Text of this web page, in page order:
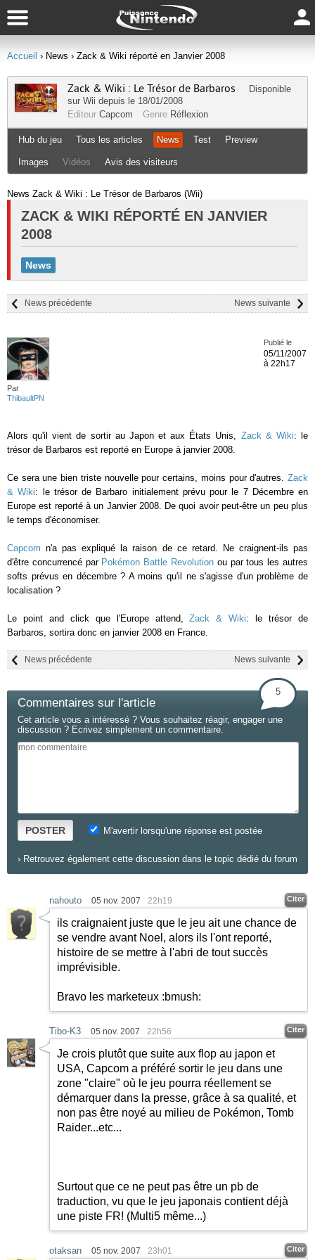
Accueil › News › Zack & Wiki réporté en Janvier 2008
Zack & Wiki : Le Trésor de Barbaros
Disponible
sur Wii depuis le 18/01/2008
Editeur Capcom Genre Réflexion
Hub du jeu Tous les articles News Test Preview
Images Vidéos Avis des visiteurs
News Zack & Wiki : Le Trésor de Barbaros (Wii)
ZACK & WIKI RÉPORTÉ EN JANVIER
2008
News
News suivante
News précédente
Par
ThibaultPN
Publié le
05/11/2007
à 22h17
Alors qu'il vient de sortir au Japon et aux États Unis, Zack & Wiki: le
trésor de Barbaros est reporté en Europe à janvier 2008.
Ce sera une bien triste nouvelle pour certains, moins pour d'autres. Zack
& Wiki: le trésor de Barbaro initialement prévu pour le 7 Décembre en
Europe est reporté à un Janvier 2008. De quoi avoir peut-être un peu plus
le temps d'économiser.
Capcom n'a pas expliqué la raison de ce retard. Ne craignent-ils pas
d'être concurrencé par Pokémon Battle Revolution ou par tous les autres
softs prévus en décembre ? A moins qu'il ne s'agisse d'un problème de
localisation ?
Le point and click que l'Europe attend,Zack & Wiki: le trésor de
Barbaros, sortira donc en janvier 2008 en France.
News suivante
News précédente
Commentaires sur l'article
5
Cet article vous a intéressé ? Vous souhaitez réagir, engager une
discussion ? Ecrivez simplement un commentaire.
POSTER M'avertir lorsqu'une réponse est postée
› Retrouvez également cette discussion dans le topic dédié du forum
nahouto 05 nov. 2007 22h19 Citer
ils craignaient juste que le jeu ait une chance de
se vendre avant Noel, alors ils l'ont reporté,
histoire de se mettre à l'abri de tout succès
imprévisible.
Bravo les marketeux :bmush:
Tibo-K3 05 nov. 2007 22h56 Citer
Je crois plutôt que suite aux flop au japon et
USA, Capcom a préféré sortir le jeu dans une
zone "claire" où le jeu pourra réellement se
démarquer dans la presse, grâce à sa qualité, et
non pas être noyé au milieu de Pokémon, Tomb
Raider...etc...
Surtout que ce ne peut pas être un pb de
traduction, vu que le jeu japonais contient déjà
une piste FR! (Multi5 même...)
otaksan 05 nov. 2007 23h01 Citer